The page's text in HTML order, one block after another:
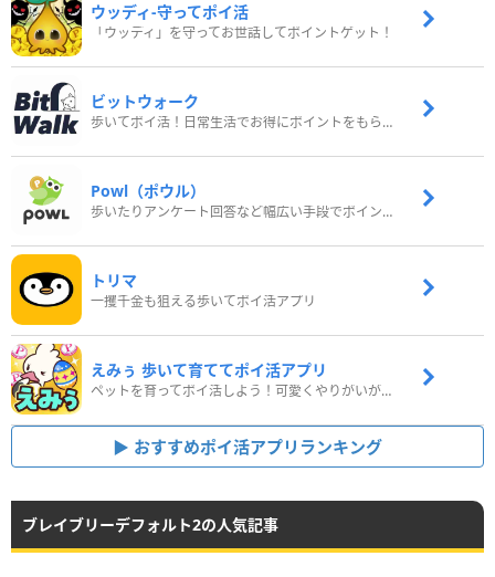
ウッディ‐守ってポイ活
「ウッディ」を守ってお世話してポイントゲット！
ビットウォーク
歩いてポイ活！日常生活でお得にポイントをもらおう
Powl（ポウル）
歩いたりアンケート回答など幅広い手段でポイントをゲット
トリマ
一攫千金も狙える歩いてポイ活アプリ
えみぅ 歩いて育ててポイ活アプリ
ペットを育ってポイ活しよう！可愛くやりがいがある新感覚アプリ
おすすめポイ活アプリランキング
ブレイブリーデフォルト2の人気記事